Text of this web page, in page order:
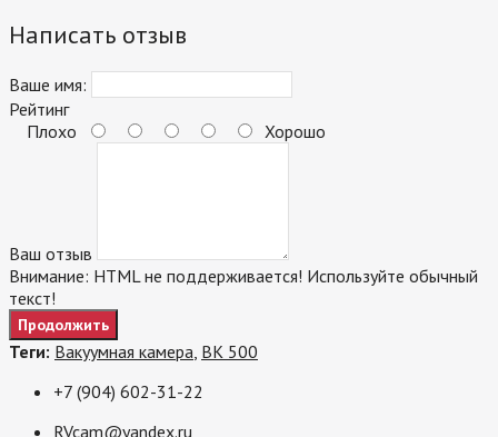
Написать отзыв
Ваше имя:
Рейтинг
Плохо
Хорошо
Ваш отзыв
Внимание: HTML не поддерживается! Используйте обычный
текст!
Продолжить
Теги: Вакуумная камера ВК 500
+7 (904) 602-31-22
RVcam@yandex.ru